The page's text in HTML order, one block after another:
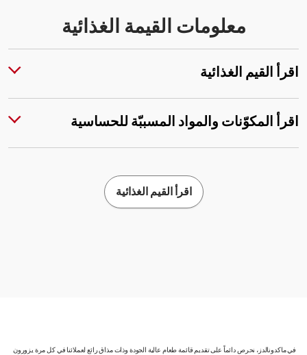
معلومات القيمة الغذائية
اقرأ القيم الغذائية
اقرأ المكوّنات والمواد المسببّة للحساسية
اقرأ القيم الغذائية
في ماكدونالدز، نحرص دائماً على تقديم قائمة طعام عالية الجودة وذات مذاق رائع لعملائنا في كل مرة يزورون